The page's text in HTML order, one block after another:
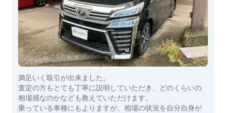
満足いく取引が出来ました。
査定の方もとても丁寧に説明していただき、どのくらいの
相場感なのかなども教えていただけます。
乗っている車種にもよりますが、相場の状況を自分自身が